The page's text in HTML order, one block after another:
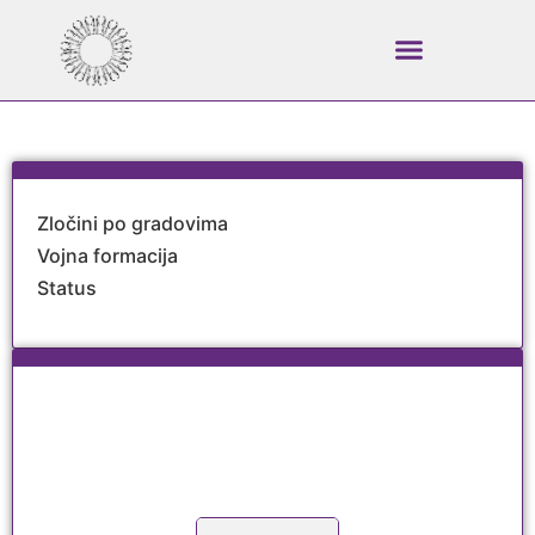
Zločini po gradovima
Vojna formacija
Status